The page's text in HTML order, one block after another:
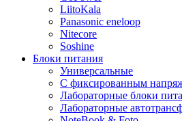
LiitoKala
Panasonic eneloop
Nitecore
Soshine
Блоки питания
Универсальные
C фиксированным
Лабораторные блоки
Лабораторные